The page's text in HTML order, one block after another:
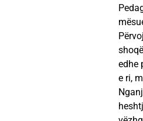
edhe
e ri,